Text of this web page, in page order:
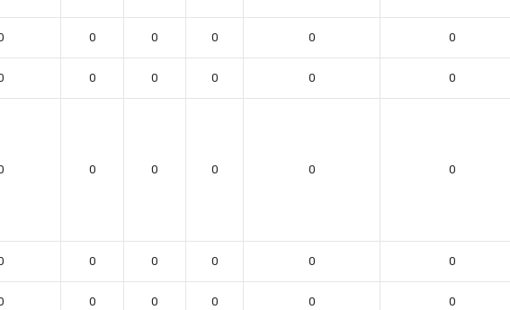
0 0 0 0 0
0 0 0 0 0
0 0 0 0 0
0 0 0 0 0
0 0 0 0 0